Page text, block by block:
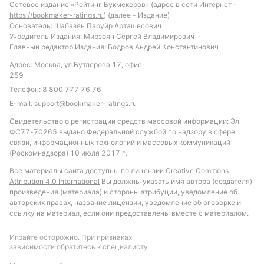
меньше 3.5, учитывая тенденцию к ограниченной
результативности в личных встречах. Также
интересной может стать ставка на количество
угловых ПвД де Баменда больше 2.5, что
соответствует их стилю игры и статистическим
показателям предыдущих матчей.
Автор
Питер Бьёрн
Подписаться
Сетевое издание «Рейтинг Букмекеров» (адрес в сети Интернет -
https://bookmaker-ratings.ru) (далее - Издание)
Основатель: Шабазян Паруйр Арташесович
Учредитель Издания: Мирзоян Сергей Владимирович
Главный редактор Издания: Бодров Андрей Константинович
Адрес: Москва, ул.Бутлерова 17, офис
259
Телефон: 8 800 777 76 76
E-mail: support@bookmaker-ratings.ru
Свидетельство о регистрации средств массовой информации: Эл
ФС77-70265 выдано Федеральной службой по надзору в сфере
связи, информационных технологий и массовых коммуникаций
(Роскомнадзора) 10 июля 2017 г.
Все материалы сайта доступны по лицензии Creative Commons
Attribution 4.0 International Вы должны указать имя автора (создателя)
произведения (материала) и стороны атрибуции, уведомление об
авторских правах, название лицензии, уведомление об оговорке и
ссылку на материал, если они предоставлены вместе с материалом.
Играйте осторожно. При признаках
зависимости обратитесь к специалисту